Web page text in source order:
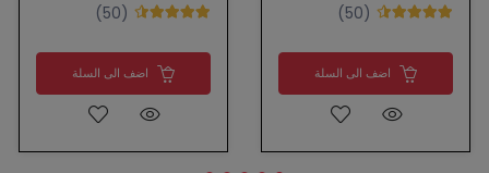
(50)
اضف الى السلة
(50)
اضف الى السلة